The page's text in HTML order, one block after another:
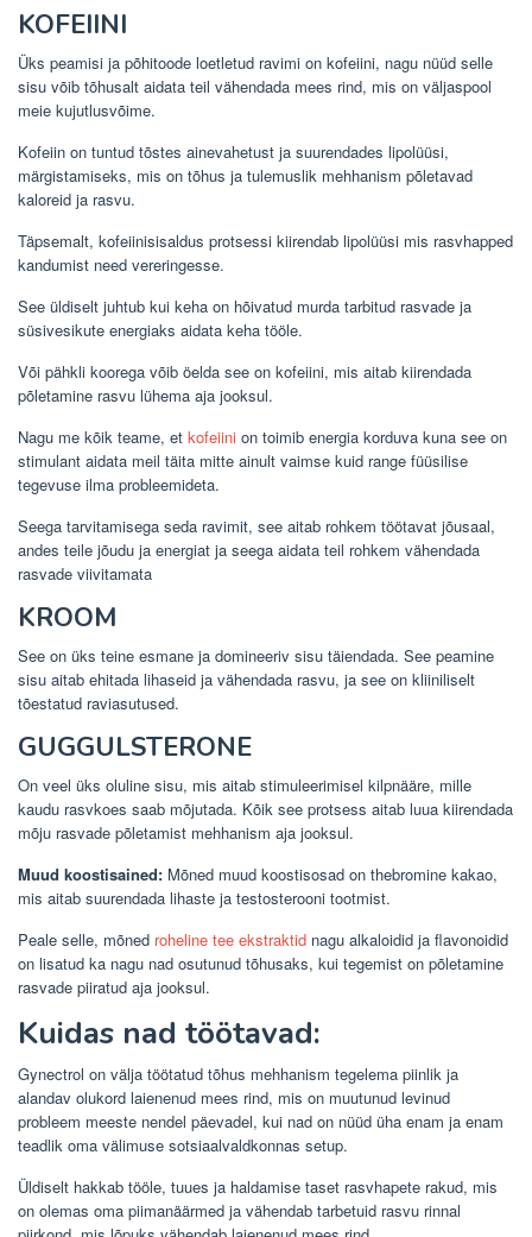
KOFEIINI
Üks peamisi ja põhitoode loetletud ravimi on kofeiini, nagu nüüd selle
sisu võib tõhusalt aidata teil vähendada mees rind, mis on väljaspool
meie kujutlusvõime.
Kofeiin on tuntud tõstes ainevahetust ja suurendades lipolüüsi,
märgistamiseks, mis on tõhus ja tulemuslik mehhanism põletavad
kaloreid ja rasvu.
Täpsemalt, kofeiinisisaldus protsessi kiirendab lipolüüsi mis rasvhapped
kandumist need vereringesse.
See üldiselt juhtub kui keha on hõivatud murda tarbitud rasvade ja
süsivesikute energiaks aidata keha tööle.
Või pähkli koorega võib öelda see on kofeiini, mis aitab kiirendada
põletamine rasvu lühema aja jooksul.
Nagu me kõik teame, et kofeiini on toimib energia korduva kuna see on
stimulant aidata meil täita mitte ainult vaimse kuid range füüsilise
tegevuse ilma probleemideta.
Seega tarvitamisega seda ravimit, see aitab rohkem töötavat jõusaal,
andes teile jõudu ja energiat ja seega aidata teil rohkem vähendada
rasvade viivitamata
KROOM
See on üks teine ​​esmane ja domineeriv sisu täiendada. See peamine
sisu aitab ehitada lihaseid ja vähendada rasvu, ja see on kliiniliselt
tõestatud raviasutused.
GUGGULSTERONE
On veel üks oluline sisu, mis aitab stimuleerimisel kilpnääre, mille
kaudu rasvkoes saab mõjutada. Kõik see protsess aitab luua kiirendada
mõju rasvade põletamist mehhanism aja jooksul.
Muud koostisained: Mõned muud koostisosad on thebromine kakao,
mis aitab suurendada lihaste ja testosterooni tootmist.
Peale selle, mõned roheline tee ekstraktid nagu alkaloidid ja flavonoidid
on lisatud ka nagu nad osutunud tõhusaks, kui tegemist on põletamine
rasvade piiratud aja jooksul.
Kuidas nad töötavad:
Gynectrol on välja töötatud tõhus mehhanism tegelema piinlik ja
alandav olukord laienenud mees rind, mis on muutunud levinud
probleem meeste nendel päevadel, kui nad on nüüd üha enam ja enam
teadlik oma välimuse sotsiaalvaldkonnas setup.
Üldiselt hakkab tööle, tuues ja haldamise taset rasvhapete rakud, mis
on olemas oma piimanäärmed ja vähendab tarbetuid rasvu rinnal